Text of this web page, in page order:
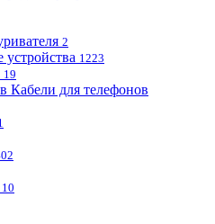
2
устройства 1223
19
Кабели для телефонов
10